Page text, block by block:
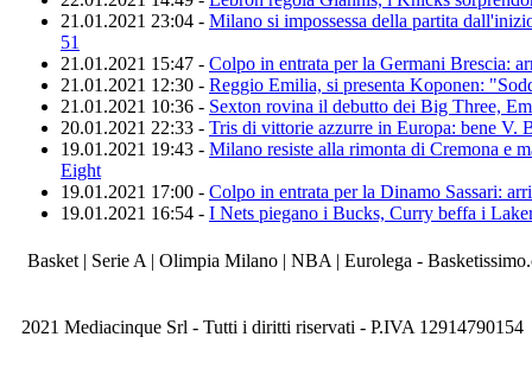
21.01.2021 23:04 - Milano si impossessa della partita
51
21.01.2021 15:47 - Colpo in entrata per la Germani Brescia:
21.01.2021 12:30 - Reggio Emilia, si presenta Koponen:
21.01.2021 10:36 - Sexton rovina il debutto dei Big Three,
20.01.2021 22:33 - Tris di vittorie azzurre in Europa: bene V.
19.01.2021 19:43 - Milano resiste alla rimonta di Cremona e
Eight
19.01.2021 17:00 - Colpo in entrata per la Dinamo Sassari:
19.01.2021 16:54 - I Nets piegano i Bucks, Curry beffa i
Basket | Serie A | Olimpia Milano | NBA | Eurolega -
2021 Mediacinque Srl - Tutti i diritti riservati - P.IVA 12914790154